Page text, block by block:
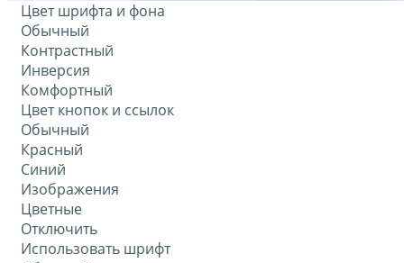
Цвет шрифта и фона
Обычный
Контрастный
Инверсия
Комфортный
Цвет кнопок и ссылок
Обычный
Красный
Синий
Изображения
Цветные
Отключить
Использовать шрифт